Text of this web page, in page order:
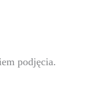
podjęcia.